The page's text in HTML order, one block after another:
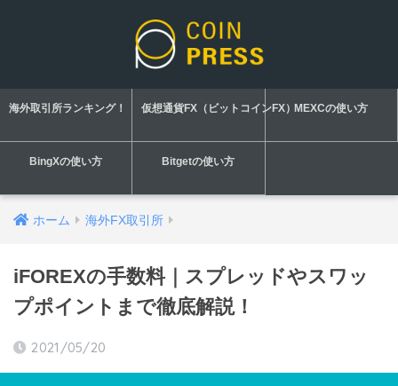
海外取引所ランキング！ 仮想通貨FX（ビットコインFX）MEXCの使い方
BingXの使い方 Bitgetの使い方
ホーム 海外FX取引所
iFOREXの手数料｜スプレッドやスワッ
プポイントまで徹底解説！
2021/05/20